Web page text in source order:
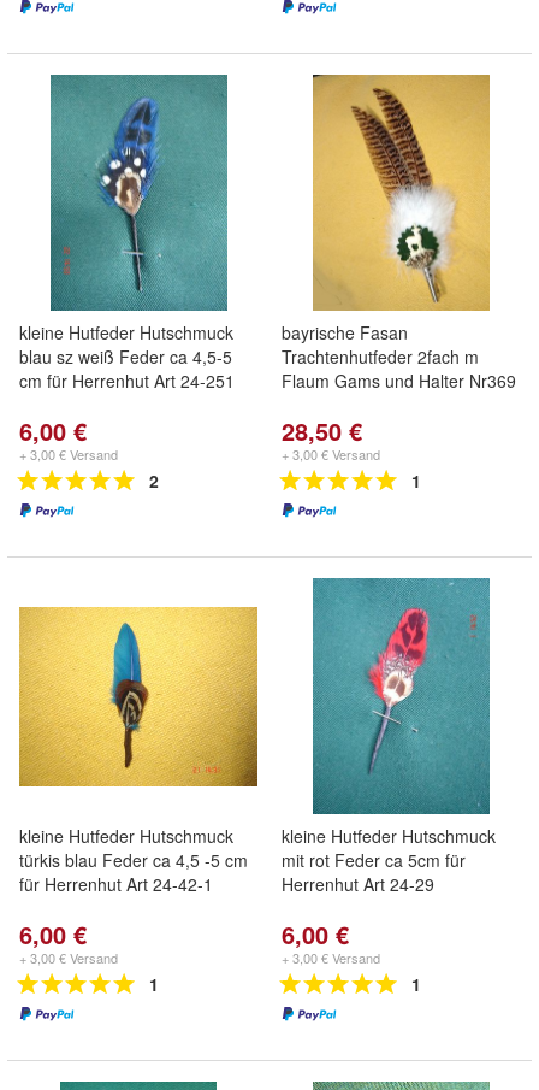
kleine Hutfeder Hutschmuck
blau sz weiß Feder ca 4,5-5
cm für Herrenhut Art 24-251
6,00 €
+ 3,00 € Versand
2
bayrische Fasan
Trachtenhutfeder 2fach m
Flaum Gams und Halter Nr369
28,50 €
+ 3,00 € Versand
1
kleine Hutfeder Hutschmuck
türkis blau Feder ca 4,5 -5 cm
für Herrenhut Art 24-42-1
6,00 €
+ 3,00 € Versand
1
kleine Hutfeder Hutschmuck
mit rot Feder ca 5cm für
Herrenhut Art 24-29
6,00 €
+ 3,00 € Versand
1